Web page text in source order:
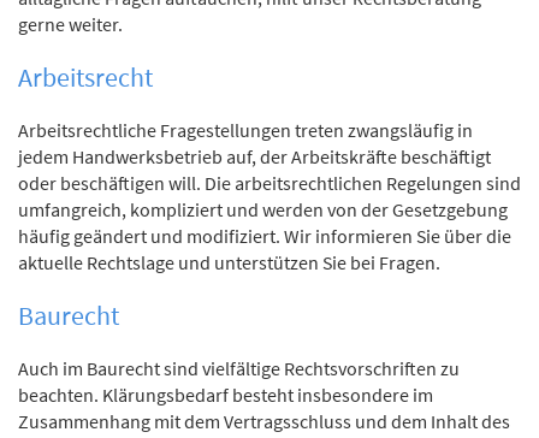
gerne weiter.
Arbeitsrecht
Arbeitsrechtliche Fragestellungen treten zwangsläufig in
jedem Handwerksbetrieb auf, der Arbeitskräfte beschäftigt
oder beschäftigen will. Die arbeitsrechtlichen Regelungen sind
umfangreich, kompliziert und werden von der Gesetzgebung
häufig geändert und modifiziert. Wir informieren Sie über die
aktuelle Rechtslage und unterstützen Sie bei Fragen.
Baurecht
Auch im Baurecht sind vielfältige Rechtsvorschriften zu
beachten. Klärungsbedarf besteht insbesondere im
Zusammenhang mit dem Vertragsschluss und dem Inhalt des